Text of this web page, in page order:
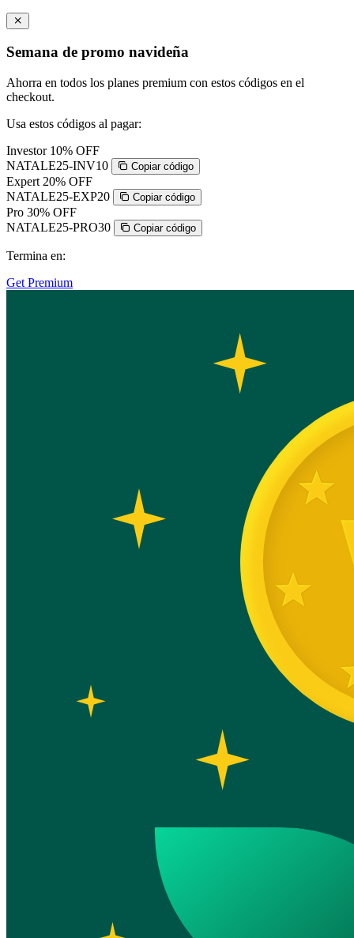
Semana de promo navideña
Ahorra en todos los planes premium con estos códigos en el
checkout.
Usa estos códigos al pagar:
Investor 10% OFF
NATALE25-INV10
Copiar código
Expert 20% OFF
NATALE25-EXP20
Copiar código
Pro 30% OFF
NATALE25-PRO30
Copiar código
Termina en:
Get Premium